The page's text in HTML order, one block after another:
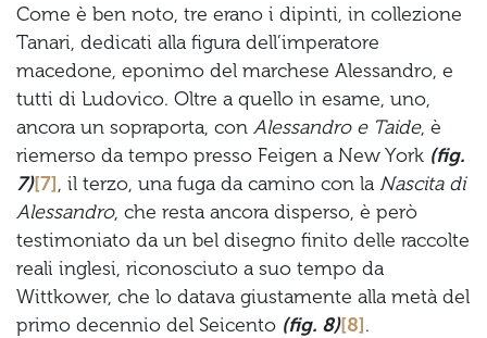
Come è ben noto, tre erano i dipinti, in collezione
Tanari, dedicati alla figura dell’imperatore
macedone, eponimo del marchese Alessandro, e
tutti di Ludovico. Oltre a quello in esame, uno,
ancora un sopraporta, con Alessandro e Taide, è
riemerso da tempo presso Feigen a New York (fig.
7)[7], il terzo, una fuga da camino con la Nascita di
Alessandro, che resta ancora disperso, è però
testimoniato da un bel disegno finito delle raccolte
reali inglesi, riconosciuto a suo tempo da
Wittkower, che lo datava giustamente alla metà del
primo decennio del Seicento (fig. 8)[8].